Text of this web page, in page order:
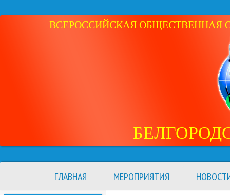
ВСЕРОССИЙСКАЯ ОБЩЕСТВЕННАЯ
ГЛАВНАЯ МЕРОПРИЯТИЯ